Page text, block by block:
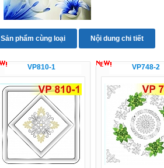
Sản phẩm cùng loại Nội dung chi tiết
VP810-1 VP748-2